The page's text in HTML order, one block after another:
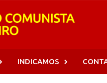
INDICAMOS